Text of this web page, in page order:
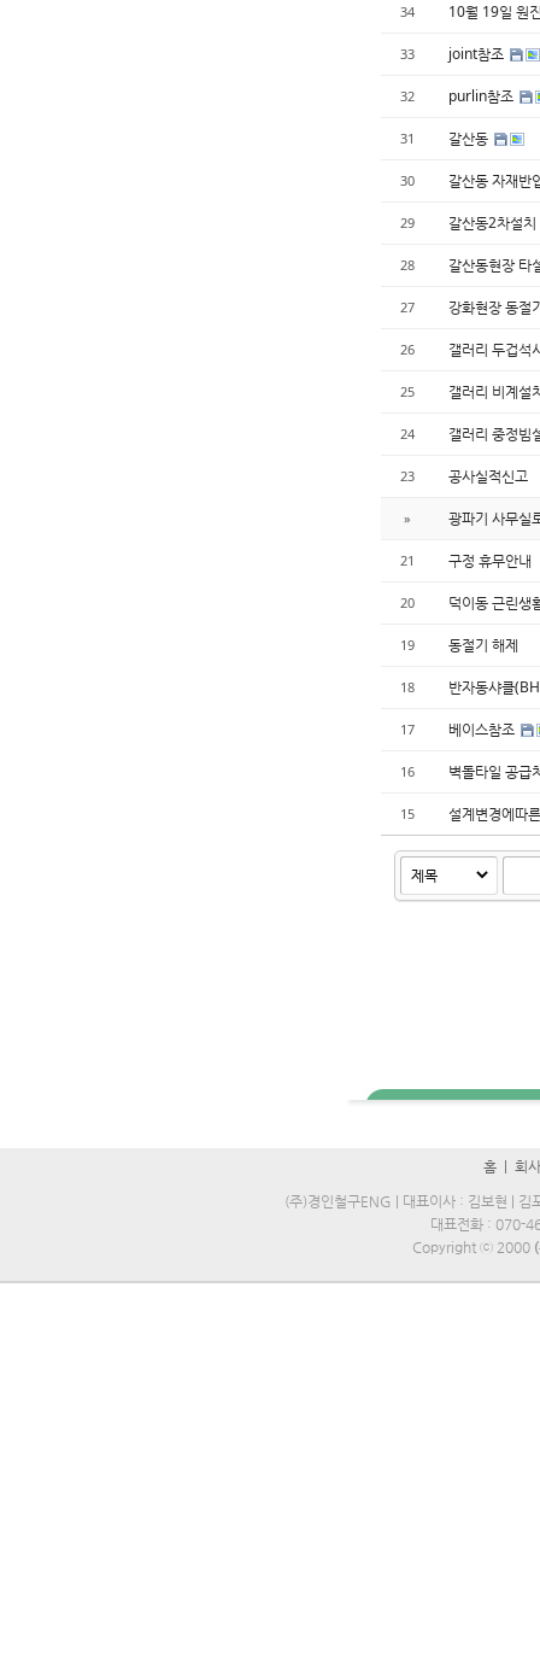
34 10월 19일 원
33 joint참조
32 purlin참조
31 갈산동
30 갈산동 자재반
29 갈산동2차설치
28 갈산동현장 타
27 강화현장 동절
26 갤러리 두겁석
25 갤러리 비계설
24 갤러리 중정빔
23 공사실적신고
» 광파기 사무실
21 구정 휴무안내
20 덕이동 근린생
19 동절기 해제
18 반자동샤클
17 베이스참조
16 벽돌타일 공급
15 설계변경에따
홈 |회
(주)경인철구ENG | 대표이사 : 김보현 |
대표전화 : 070-
Copyright ⓒ 2000